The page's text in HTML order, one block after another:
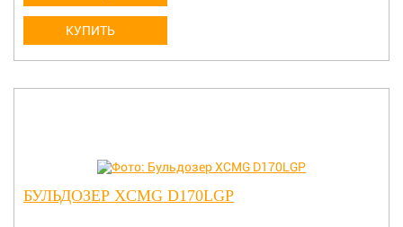
КУПИТЬ
БУЛЬДОЗЕР XCMG D170LGP